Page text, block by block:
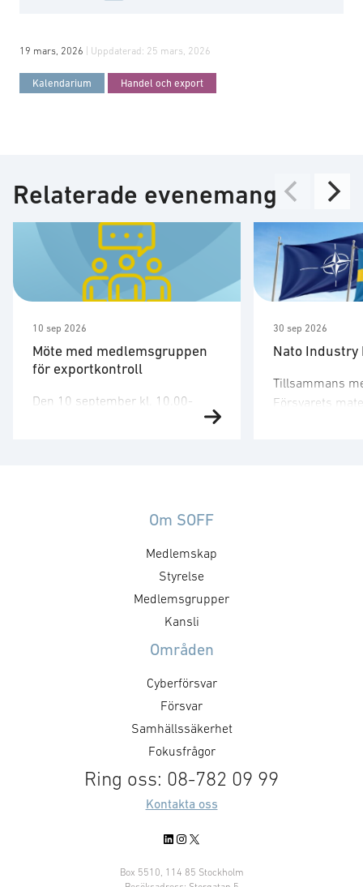
19 mars, 2026 | Uppdaterad: 25 mars, 2026
Kalendarium Handel och export
Relaterade evenemang
10 sep 2026
Möte med medlemsgruppen
för exportkontroll
Den 10 september kl. 10.00-
12.00 har SOFF:s medlemsgrupp
Kallelse och agenda sänds ut av
diskutera bl.a. förslag till
skrivelser. För mer information,
vänligen, kontakta: Victor
30 sep 2026
Nato Industry
Tillsammans
Försvarets
Om SOFF
Medlemskap
Styrelse
Medlemsgrupper
Kansli
Områden
Cyberförsvar
Försvar
Samhällssäkerhet
Fokusfrågor
Ring oss: 08-782 09 99
Kontakta oss
LinkedIn
Instagram
X
Box 5510, 114 85 Stockholm